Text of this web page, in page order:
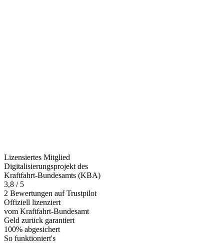
Lizensiertes Mitglied
Digitalisierungsprojekt des
Kraftfahrt-Bundesamts (KBA)
3,8 / 5
2 Bewertungen auf Trustpilot
Offiziell lizenziert
vom Kraftfahrt-Bundesamt
Geld zurück garantiert
100% abgesichert
So funktioniert's